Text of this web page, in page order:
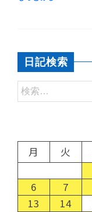
日記検索
月
火
6
7
13
14